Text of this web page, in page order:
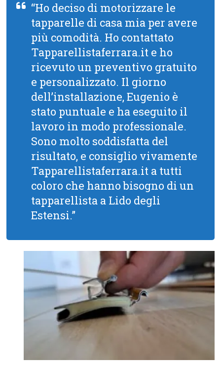
“Ho deciso di motorizzare le
tapparelle di casa mia per avere
più comodità. Ho contattato
Tapparellistaferrara.it e ho
ricevuto un preventivo gratuito
e personalizzato. Il giorno
dell’installazione, Eugenio è
stato puntuale e ha eseguito il
lavoro in modo professionale.
Sono molto soddisfatta del
risultato, e consiglio vivamente
Tapparellistaferrara.it a tutti
coloro che hanno bisogno di un
tapparellista a Lido degli
Estensi.”